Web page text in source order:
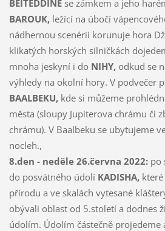
BEITEDDINEse zámkem a jeho
BAROUK,ležící na úbočí
nádhernou scenérii korunuje hora
klikatých horských silničkách
mnoha jeskyní i do NIHY,odkud se
výhledy na okolní hory. V podvečer
BAALBEKU, kde si můžeme
města (sloupy Jupiterova chrámu či
chrámu). V Baalbeku se ubytujeme
nocleh.,
8.den - neděle 26.června 2022:po
do posvátného údolí KADISHA,které
přírodu a ve skalách vytesané
obývali oblast od 5.století a dodnes
údolím. Údolím částečně projedeme